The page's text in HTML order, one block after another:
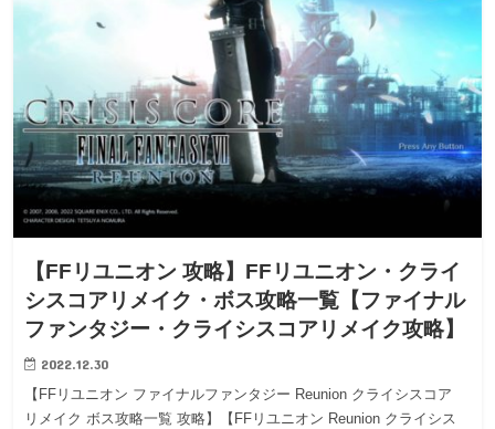
【FFリユニオン 攻略】FFリユニオン・クライ
シスコアリメイク・ボス攻略一覧【ファイナル
ファンタジー・クライシスコアリメイク攻略】
2022.12.30
【FFリユニオン ファイナルファンタジー Reunion クライシスコア
リメイク ボス攻略一覧 攻略】【FFリユニオン Reunion クライシス